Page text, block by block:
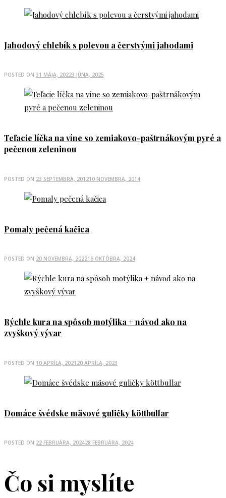
Jahodový chlebík s polevou a čerstvými jahodami
POSTED ON 31 MÁJA, 20223 JÚNA, 2025
Teľacie líčka na víne so zemiakovo-paštrnákovým pyré a
pečenou zeleninou
POSTED ON 23 SEPTEMBRA, 201210 NOVEMBRA, 2014
Pomaly pečená kačica
POSTED ON 20 NOVEMBRA, 202216 OKTÓBRA, 2024
Rýchle kura na spôsob motýlika + návod ako na
zvyškový vývar
POSTED ON 10 APRÍLA, 2021 20 APRÍLA, 2023
Domáce švédske mäsové guličky köttbullar
POSTED ON 22 FEBRUÁRA, 202428 FEBRUÁRA, 2024
Čo si myslíte